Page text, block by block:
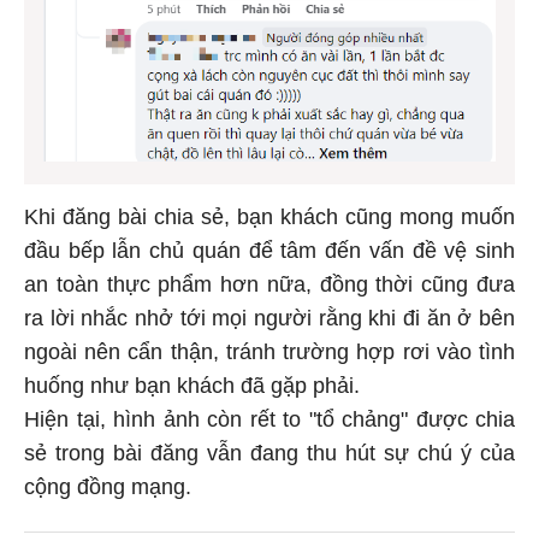
Khi đăng bài chia sẻ, bạn khách cũng mong muốn
đầu bếp lẫn chủ quán để tâm đến vấn đề vệ sinh
an toàn thực phẩm hơn nữa, đồng thời cũng đưa
ra lời nhắc nhở tới mọi người rằng khi đi ăn ở bên
ngoài nên cẩn thận, tránh trường hợp rơi vào tình
huống như bạn khách đã gặp phải.
Hiện tại, hình ảnh còn rết to "tổ chảng" được chia
sẻ trong bài đăng vẫn đang thu hút sự chú ý của
cộng đồng mạng.